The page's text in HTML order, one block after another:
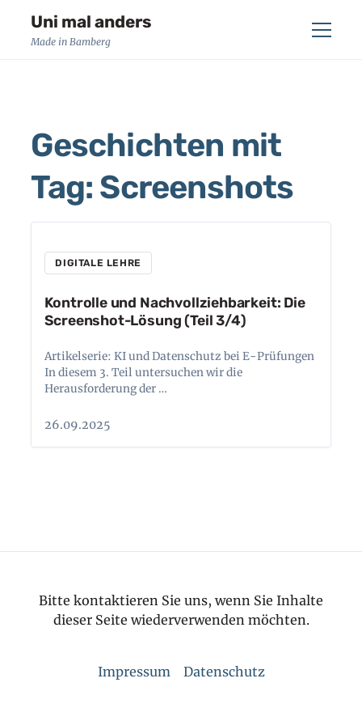
Uni mal anders
Made in Bamberg Menü
Geschichten mit
Tag: Screenshots
DIGITALE LEHRE
Kontrolle und Nachvollziehbarkeit: Die
Screenshot-Lösung (Teil 3/4)
Artikelserie: KI und Datenschutz bei E-Prüfungen
In diesem 3. Teil untersuchen wir die
Herausforderung der …
26.09.2025
Bitte kontaktieren Sie uns, wenn Sie Inhalte
dieser Seite wiederverwenden möchten.
Impressum Datenschutz